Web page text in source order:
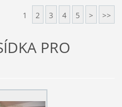
1 2 3 4 5 > >>
PRO